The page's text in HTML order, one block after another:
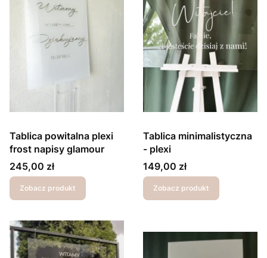
Tablica powitalna plexi
frost napisy glamour
Cena
245,00 zł
Zobacz produkt
Tablica minimalistyczna
- plexi
Cena
149,00 zł
Zobacz produkt